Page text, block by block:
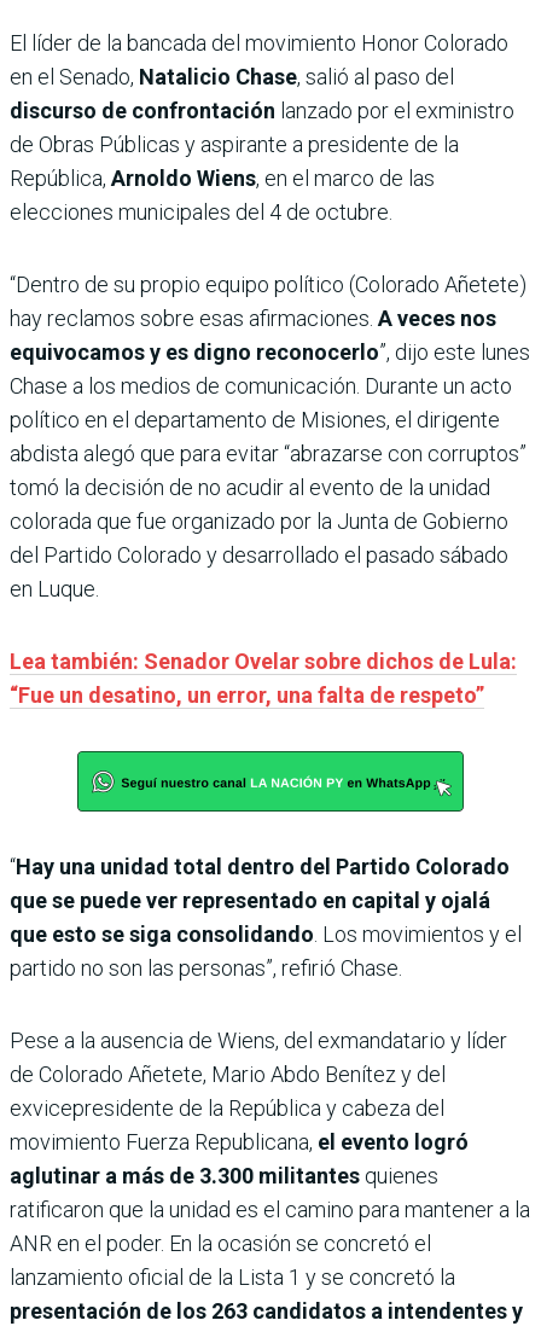
El líder de la bancada del movimiento Honor Colorado
en el Senado, Natalicio Chase, salió al paso del
discurso de confrontación lanzado por el exministro
de Obras Públicas y aspirante a presidente de la
República, Arnoldo Wiens, en el marco de las
elecciones municipales del 4 de octubre.
“Dentro de su propio equipo político (Colorado Añetete)
hay reclamos sobre esas afirmaciones. A veces nos
equivocamos y es digno reconocerlo”, dijo este lunes
Chase a los medios de comunicación. Durante un acto
político en el departamento de Misiones, el dirigente
abdista alegó que para evitar “abrazarse con corruptos”
tomó la decisión de no acudir al evento de la unidad
colorada que fue organizado por la Junta de Gobierno
del Partido Colorado y desarrollado el pasado sábado
en Luque.
Lea también: Senador Ovelar sobre dichos de Lula:
“Fue un desatino, un error, una falta de respeto”
“Hay una unidad total dentro del Partido Colorado
que se puede ver representado en capital y ojalá
que esto se siga consolidando . Los movimientos y el
partido no son las personas”, refirió Chase.
Pese a la ausencia de Wiens, del exmandatario y líder
de Colorado Añetete, Mario Abdo Benítez y del
exvicepresidente de la República y cabeza del
movimiento Fuerza Republicana, el evento logró
aglutinar a más de 3.300 militantes quienes
ratificaron que la unidad es el camino para mantener a la
ANR en el poder. En la ocasión se concretó el
lanzamiento oficial de la Lista 1 y se concretó la
presentación de los 263 candidatos a intendentes y